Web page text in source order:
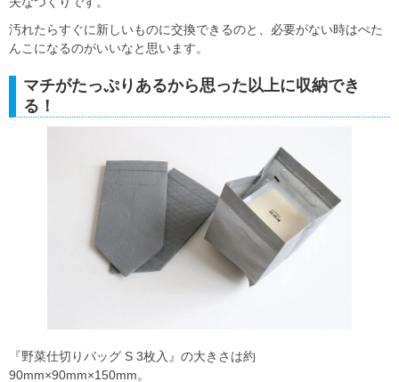
汚れたらすぐに新しいものに交換できるのと、必要がない時はぺた
んこになるのがいいなと思います。
マチがたっぷりあるから思った以上に収納でき
る！
『野菜仕切りバッグ S 3枚入』の大きさは約
90mm×90mm×150mm。